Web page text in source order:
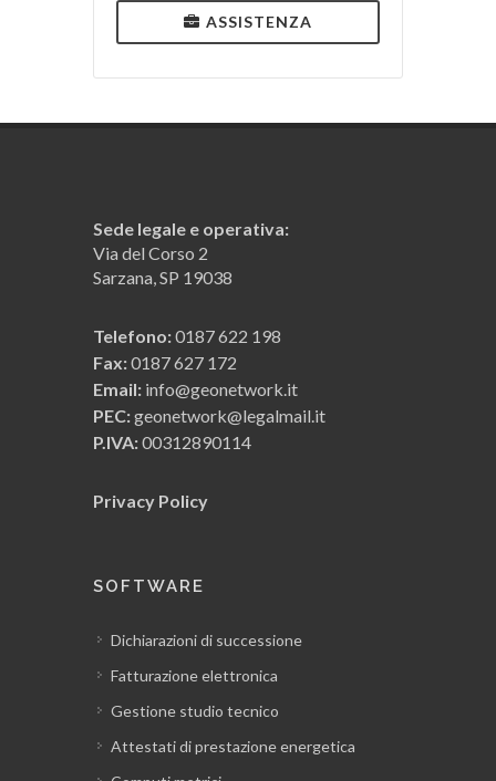
ASSISTENZA
Sede legale e operativa:
Via del Corso 2
Sarzana, SP 19038
Telefono:0187 622 198
Fax:0187 627 172
Email: info@geonetwork.it
PEC:geonetwork@legalmail.it
P.IVA:00312890114
Privacy Policy
SOFTWARE
Dichiarazioni di successione
Fatturazione elettronica
Gestione studio tecnico
Attestati di prestazione energetica